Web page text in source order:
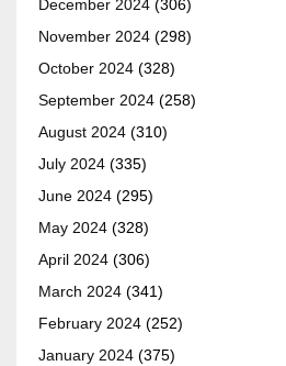
December 2024 (306)
November 2024 (298)
October 2024 (328)
September 2024 (258)
August 2024 (310)
July 2024 (335)
June 2024 (295)
May 2024 (328)
April 2024 (306)
March 2024 (341)
February 2024 (252)
January 2024 (375)